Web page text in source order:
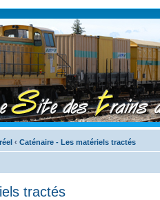
‹ Caténaire - Les matériels tractés
tractés